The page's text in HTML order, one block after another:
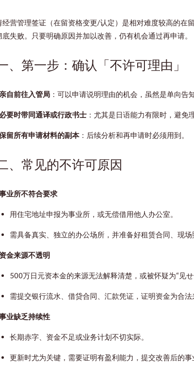
经营管理签证（在留资格变更/认定）是相对难度较高的在
底失败。只要明确原因并加以改善，仍有机会通过再申请。
、第一步：确认「不许可理由」
自前往入管局：可以申请说明理由的机会，虽然是单向告
必要时带同通译或行政书士：尤其是日语能力有限时，避免
留所有申请材料的副本：后续分析和再申请时必须用到。
、常见的不许可原因
业所不符合要求
用住宅地址申报为事业所，或无偿借用他人办公室。
需具备真实、独立的办公场所，并准备好租赁合同、现场
资金来源不透明
500万日元资本金的来源无法解释清楚，或被怀疑为“见せ
需提交银行流水、借贷合同、汇款凭证，证明资金为合法
业缺乏持续性
长期赤字、资金不足或业务计划不切实际。
更新时尤为关键，需要证明有盈利能力，提交改善后的事